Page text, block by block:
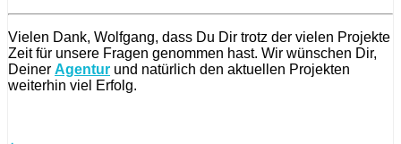
Vielen Dank, Wolfgang, dass Du Dir trotz der vielen Projekte
Zeit für unsere Fragen genommen hast. Wir wünschen Dir,
Deiner Agentur und natürlich den aktuellen Projekten
weiterhin viel Erfolg.